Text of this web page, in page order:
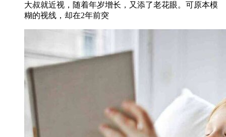
大叔就近视，随着年岁增长，又添了老花眼。可原本模
糊的视线，却在2年前突